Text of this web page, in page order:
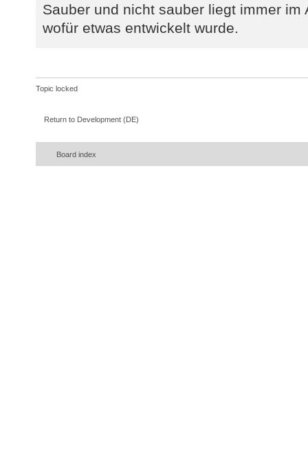
Sauber und nicht sauber liegt immer im
wofür etwas entwickelt wurde.
Topic locked
Return to Development (DE)
Board index